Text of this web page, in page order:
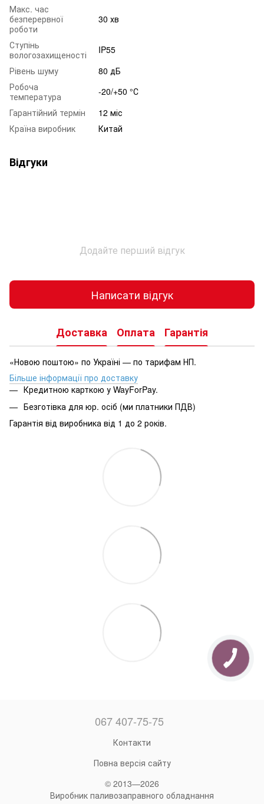
Макс. час
безперервної
роботи
30 хв
Ступінь
вологозахищеності
IP55
Рівень шуму
80 дБ
Робоча
температура
-20/+50 °С
Гарантійний термін
12 міс
Країна виробник
Китай
Відгуки
Додайте перший відгук
Написати відгук
Доставка Оплата Гарантія
«Новою поштою» по Україні — по тарифам НП.
Більше інформації про доставку
Кредитною карткою у WayForPay.
Безготівка для юр. осіб (ми платники ПДВ)
Гарантія від виробника від 1 до 2 років.
067 407-75-75
Контакти
Повна версія сайту
© 2013—2026
Виробник паливозаправного обладнання